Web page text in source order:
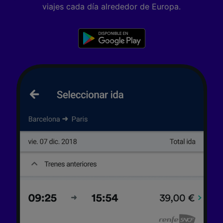
viajes cada día alrededor de Europa.
Lista de asociados (proveedores)